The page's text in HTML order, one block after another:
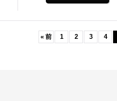
« 前 1 2 3 4